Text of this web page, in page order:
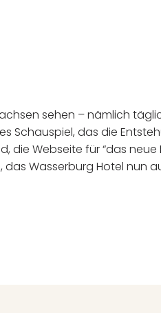
sehen – nämlich
Schauspiel, das die
die Webseite für “das
das Wasserburg Hotel nun